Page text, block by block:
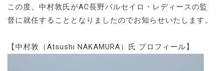
この度、中村敦氏がAC長野パルセイロ・レディースの監
督に就任することとなりましたのでお知らせいたします。
【中村敦（Atsushi NAKAMURA）氏 プロフィール】